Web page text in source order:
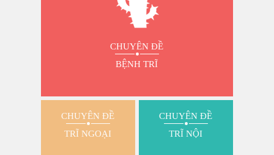
CHUYÊN ĐỀ
BỆNH TRĨ
CHUYÊN ĐỀ
TRĨ NGOẠI
CHUYÊN ĐỀ
TRĨ NỘI